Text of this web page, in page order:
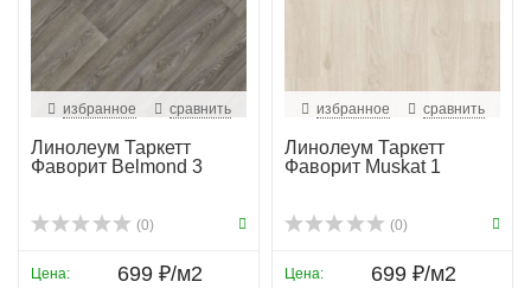
избранное сравнить
Линолеум Таркетт
Фаворит Belmond 3
(0)
Цена: 699 ₽/м2
избранное сравнить
Линолеум Таркетт
Фаворит Muskat 1
(0)
Цена: 699 ₽/м2